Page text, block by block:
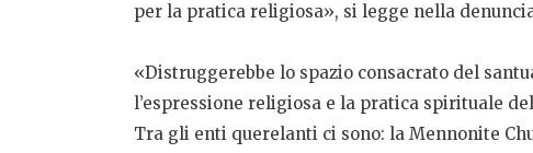
per la pratica religiosa», si legge nella
«Distruggerebbe lo spazio consacrato del
l’espressione religiosa e la pratica spirituale
Tra gli enti querelanti ci sono: la Mennonite